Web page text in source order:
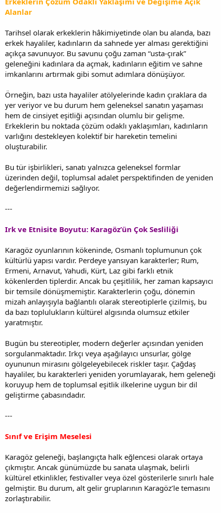
Alanlar
Tarihsel olarak erkeklerin hâkimiyetinde olan bu alanda, bazı
erkek hayaliler, kadınların da sahnede yer alması gerektiğini
açıkça savunuyor. Bu savunu çoğu zaman “usta-çırak”
geleneğini kadınlara da açmak, kadınların eğitim ve sahne
imkanlarını artırmak gibi somut adımlara dönüşüyor.
Örneğin, bazı usta hayaliler atölyelerinde kadın çıraklara da
yer veriyor ve bu durum hem geleneksel sanatın yaşaması
hem de cinsiyet eşitliği açısından olumlu bir gelişme.
Erkeklerin bu noktada çözüm odaklı yaklaşımları, kadınların
varlığını destekleyen kolektif bir hareketin temelini
oluşturabilir.
Bu tür işbirlikleri, sanatı yalnızca geleneksel formlar
üzerinden değil, toplumsal adalet perspektifinden de yeniden
değerlendirmemizi sağlıyor.
---
Irk ve Etnisite Boyutu: Karagöz’ün Çok Sesliliği
Karagöz oyunlarının kökeninde, Osmanlı toplumunun çok
kültürlü yapısı vardır. Perdeye yansıyan karakterler; Rum,
Ermeni, Arnavut, Yahudi, Kürt, Laz gibi farklı etnik
kökenlerden tiplerdir. Ancak bu çeşitlilik, her zaman kapsayıcı
bir temsile dönüşmemiştir. Karakterlerin çoğu, dönemin
mizah anlayışıyla bağlantılı olarak stereotiplerle çizilmiş, bu
da bazı toplulukların kültürel algısında olumsuz etkiler
yaratmıştır.
Bugün bu stereotipler, modern değerler açısından yeniden
sorgulanmaktadır. Irkçı veya aşağılayıcı unsurlar, gölge
oyununun mirasını gölgeleyebilecek riskler taşır. Çağdaş
hayaliler, bu karakterleri yeniden yorumlayarak, hem geleneği
koruyup hem de toplumsal eşitlik ilkelerine uygun bir dil
geliştirme çabasındadır.
---
Sınıf ve Erişim Meselesi
Karagöz geleneği, başlangıçta halk eğlencesi olarak ortaya
çıkmıştır. Ancak günümüzde bu sanata ulaşmak, belirli
kültürel etkinlikler, festivaller veya özel gösterilerle sınırlı hale
gelmiştir. Bu durum, alt gelir gruplarının Karagöz’le temasını
zorlaştırabilir.